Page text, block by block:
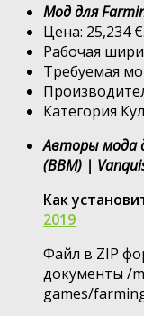
Мод для
Цена: 25,234 €.
Рабочая
Требуемая
Категория
Авторы мода
(BBM) |
Как
2019
Файл в ZIP
документы /
games/